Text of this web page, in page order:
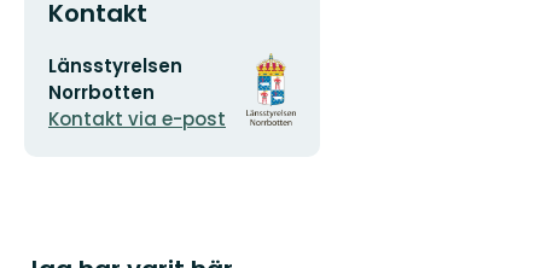
Kontakt
E-
postadress
Länsstyrelsen
Norrbotten
Kontakt via e-post
Organisationens
logotyp